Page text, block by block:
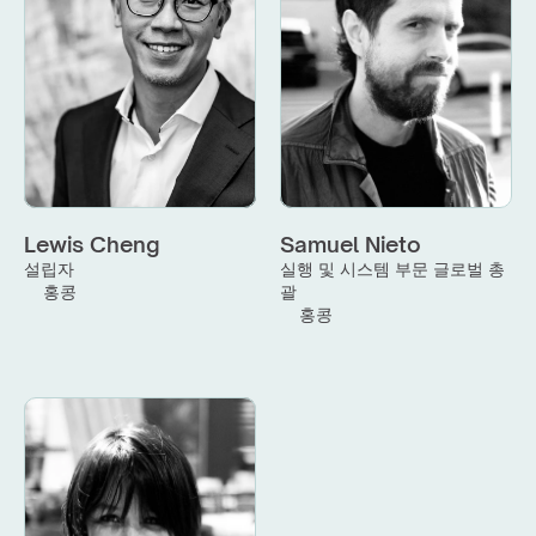
Lewis Cheng
설립자
홍콩
Samuel Nieto
실행 및 시스템 부문 글로벌 총
괄
홍콩